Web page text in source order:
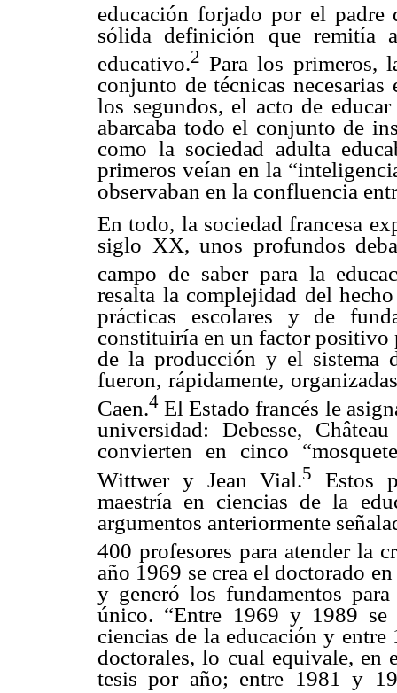
educación forjado por el padre
sólida definición que remitía
educativo.2 Para los primeros,
conjunto de técnicas
los segundos, el acto de
abarcaba todo el conjunto de
como la sociedad adulta
primeros veían en la
observaban en la confluencia
En todo, la sociedad francesa
siglo XX, unos profundos
campo de saber para la
resalta la complejidad del
prácticas escolares y de
constituiría en un factor positivo
de la producción y el sistema
fueron, rápidamente,
Caen.4 El Estado francés le
universidad: Debesse,
convierten en cinco
Wittwer y Jean Vial.5
Estos
maestría en ciencias de la
argumentos anteriormente
400 profesores para atender la
año 1969 se crea el doctorado
y generó los fundamentos
único. “Entre 1969 y 1989 se
ciencias de la educación y
doctorales, lo cual equivale, en
tesis por año; entre 1981 y